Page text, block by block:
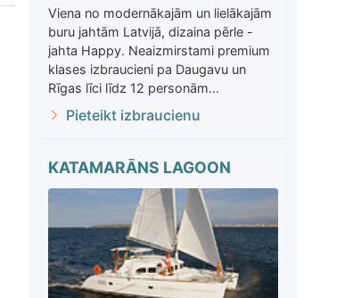
Viena no modernākajām un lielākajām
buru jahtām Latvijā, dizaina pērle -
jahta Happy. Neaizmirstami premium
klases izbraucieni pa Daugavu un
Rīgas līci līdz 12 personām...
Pieteikt izbraucienu
KATAMARĀNS LAGOON